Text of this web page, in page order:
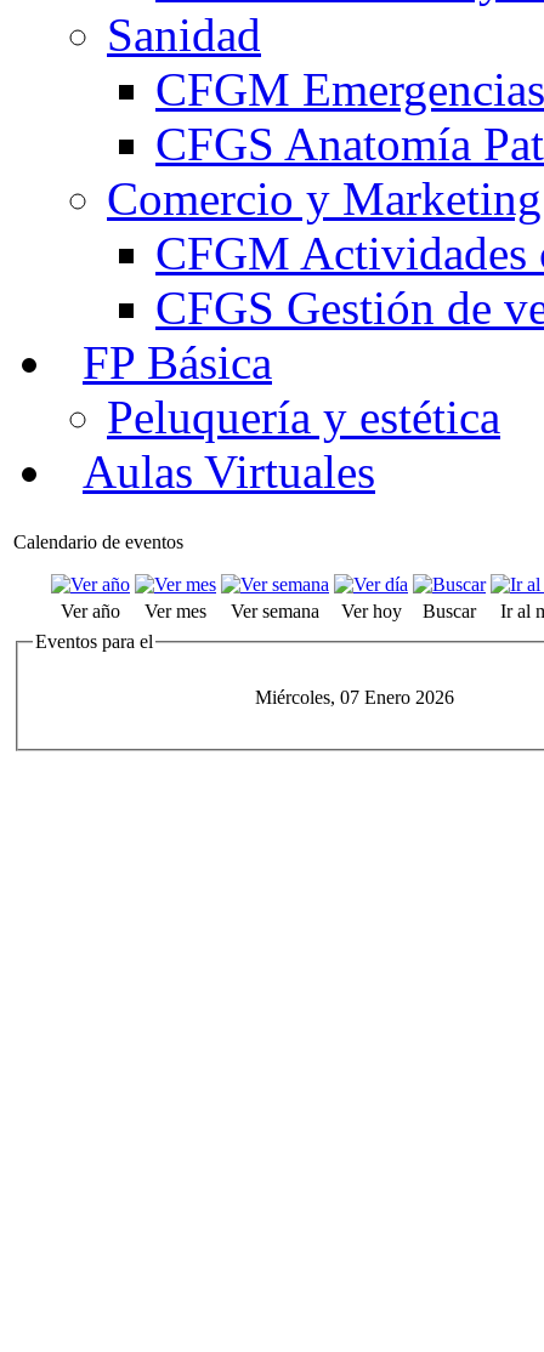
Sanidad
CFGM
CFGS Anatomía
Comercio y Marketing
CFGM Actividades
CFGS Gestión de
FP Básica
Peluquería y estética
Aulas Virtuales
Calendario de eventos
Ver año Ver mes Ver semana Ver hoy Buscar
Ir al
Eventos para el
Miércoles, 07 Enero 2026